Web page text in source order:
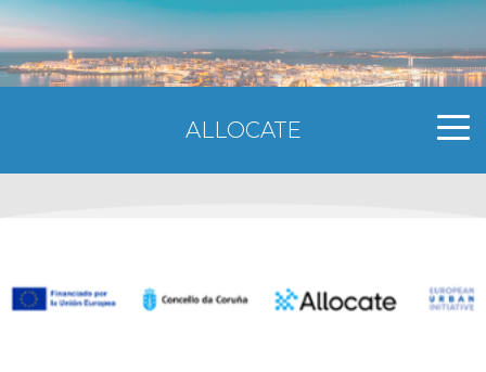
ALLOCATE